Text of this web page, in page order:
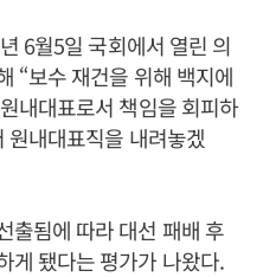
6월5일 국회에서 열린 의
“보수 재건을 위해 백지에
내대표로서 책임을 회피하
원내대표직을 내려놓겠
출됨에 따라 대선 패배 후
게 됐다는 평가가 나왔다.